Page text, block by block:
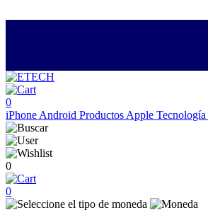
0
iPhone Android Productos Apple Tecnología
0
0